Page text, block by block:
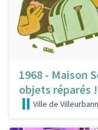
1968 - Maison
objets réparés !
Ville de